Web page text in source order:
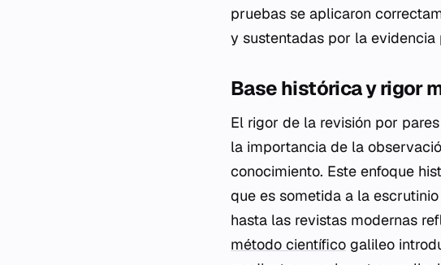
pruebas se aplicaron
y sustentadas por la evidencia
Base histórica y rigor
El rigor de la revisión por
la importancia de la
conocimiento. Este enfoque
que es sometida a la
hasta las revistas modernas
método científico galileo